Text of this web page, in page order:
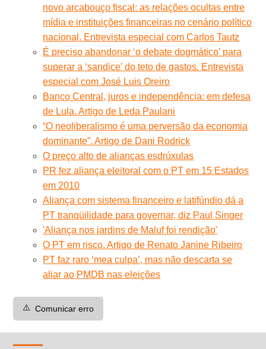
novo arcabouço fiscal: as relações ocultas entre
mídia e instituições financeiras no cenário político
nacional. Entrevista especial com Carlos Tautz
É preciso abandonar ‘o debate dogmático’ para
superar a ‘sandice’ do teto de gastos. Entrevista
especial com José Luis Oreiro
Banco Central, juros e independência: em defesa
de Lula. Artigo de Leda Paulani
“O neoliberalismo é uma perversão da economia
dominante”. Artigo de Dani Rodrick
O preço alto de alianças esdrúxulas
PR fez aliança eleitoral com o PT em 15 Estados
em 2010
Aliança com sistema financeiro e latifúndio dá a
PT tranqüilidade para governar, diz Paul Singer
'Aliança nos jardins de Maluf foi rendição'
O PT em risco. Artigo de Renato Janine Ribeiro
PT faz raro ‘mea culpa’, mas não descarta se
aliar ao PMDB nas eleições
⚠️ Comunicar erro